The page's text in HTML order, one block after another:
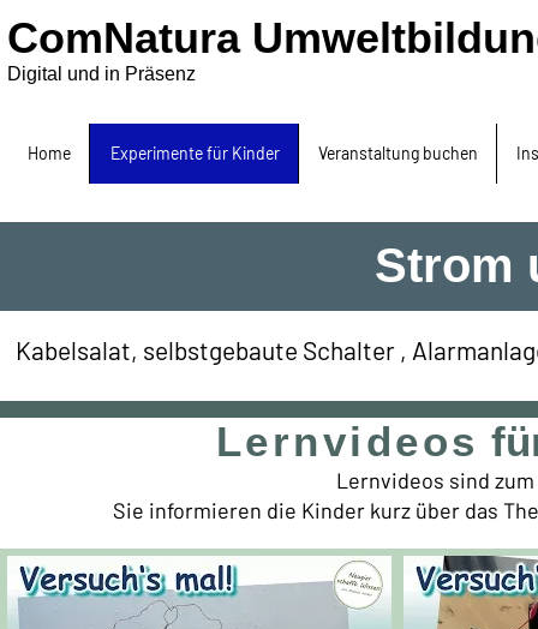
ComNatura
Digital und in Präsenz
Home Experimente für Kinder Veranstaltung buchen
Strom
Kabelsalat, selbstgebaute Schalter ,
Lernvideos
Lernvideos sind
Sie informieren die Kinder kurz über das